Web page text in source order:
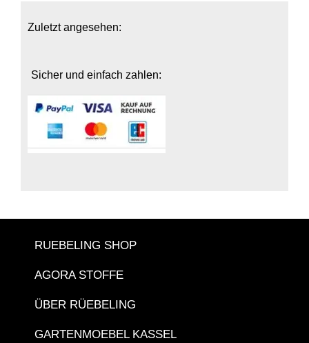
Zuletzt angesehen:
Sicher und einfach zahlen:
RUEBELING SHOP
AGORA STOFFE
ÜBER RÜEBELING
GARTENMOEBEL KASSEL